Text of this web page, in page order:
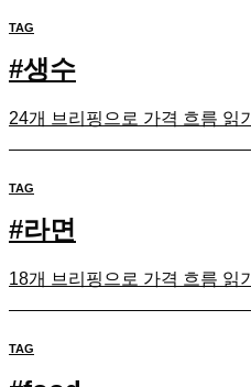
TAG
#생수
24개 브리핑으로 가격 흐름 읽기
TAG
#라면
18개 브리핑으로 가격 흐름 읽기
TAG